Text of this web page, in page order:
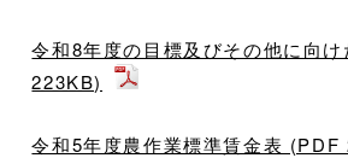
令和8年度の目標及びその他に向
223KB)
令和5年度農作業標準賃金表 (PDF